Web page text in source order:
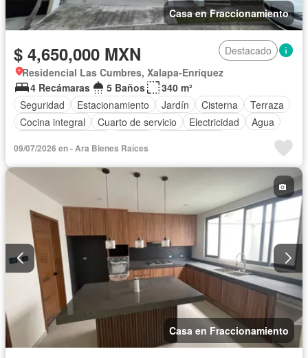
Casa en Fraccionamiento
$ 4,650,000 MXN
Destacado
Residencial Las Cumbres, Xalapa-Enríquez
4 Recámaras
5 Baños
340 m²
Seguridad
Estacionamiento Jardín Cisterna
Terraza
Cocina integral
Cuarto de servicio Electricidad
Agua
Recámara con closet
Conserje
09/07/2026 en - Ara Bienes Raíces
Casa en Fraccionamiento